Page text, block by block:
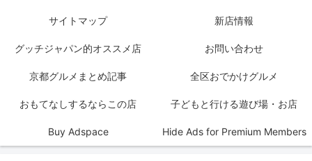
サイトマップ 新店情報
グッチジャパン的オススメ店 お問い合わせ
京都グルメまとめ記事 全区おでかけグルメ
おもてなしするならこの店 子どもと行ける遊び場・お店
Buy Adspace Hide Ads for Premium Members